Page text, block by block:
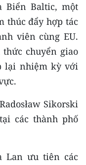
Biển Baltic, một
thúc đẩy hợp tác
viên cùng EU.
chuyển giao
lại nhiệm kỳ với
Sikorski
các thành phố
Lan ưu tiên các